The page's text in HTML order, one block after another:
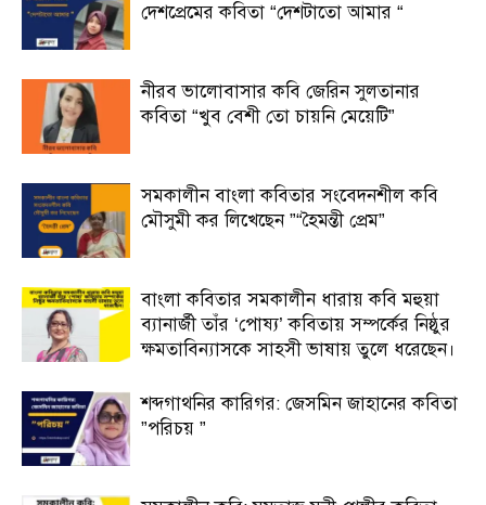
দেশপ্রেমের কবিতা “দেশটাতো আমার “
নীরব ভালোবাসার কবি জেরিন সুলতানার
কবিতা “খুব বেশী তো চায়নি মেয়েটি”
সমকালীন বাংলা কবিতার সংবেদনশীল কবি
মৌসুমী কর লিখেছেন ”“হৈমন্তী প্রেম”
বাংলা কবিতার সমকালীন ধারায় কবি মহুয়া
ব্যানার্জী তাঁর ‘পোষ্য’ কবিতায় সম্পর্কের নিষ্ঠুর
ক্ষমতাবিন্যাসকে সাহসী ভাষায় তুলে ধরেছেন।
শব্দগাথনির কারিগর: জেসমিন জাহানের কবিতা
”পরিচয় ”